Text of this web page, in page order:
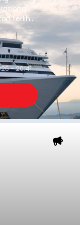
terlihat
Gross
lalu
- 20:41